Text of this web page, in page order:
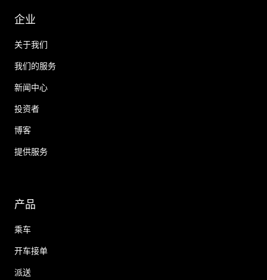
企业
关于我们
我们的服务
新闻中心
投资者
博客
提供服务
产品
乘车
开车接单
派送